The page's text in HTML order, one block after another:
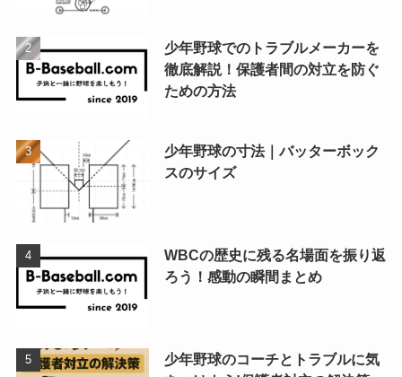
少年野球でのトラブルメーカーを
徹底解説！保護者間の対立を防ぐ
ための方法
少年野球の寸法｜バッターボック
スのサイズ
WBCの歴史に残る名場面を振り返
ろう！感動の瞬間まとめ
少年野球のコーチとトラブルに気